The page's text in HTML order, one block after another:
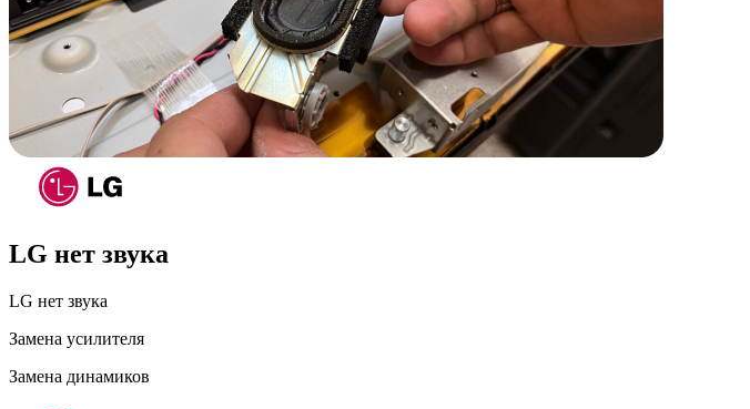
LG нет звука
LG нет звука
Замена усилителя
Замена динамиков